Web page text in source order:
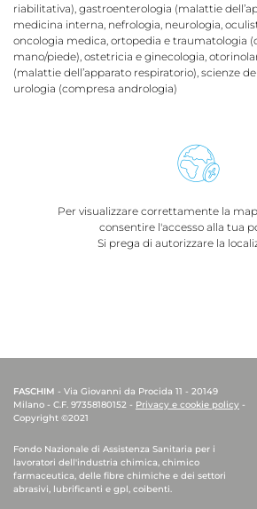
riabilitativa), gastroenterologia (malattie
medicina interna, nefrologia, neurologia,
oncologia medica, ortopedia e traumatologia
mano/piede), ostetricia e ginecologia,
(malattie dell’apparato respiratorio), scienze
urologia (compresa andrologia)
Per visualizzare correttamente la
consentire l'accesso alla tua
Si prega di autorizzare la
FASCHIM - Via Giovanni da Procida 11 - 20149
Milano - C.F. 97358180152 - Privacy e cookie policy -
Copyright ©2021
Fondo Nazionale di Assistenza Sanitaria per i
lavoratori dell'industria chimica, chimico
farmaceutica, delle fibre chimiche e dei settori
abrasivi, lubrificanti e gpl, coibenti.